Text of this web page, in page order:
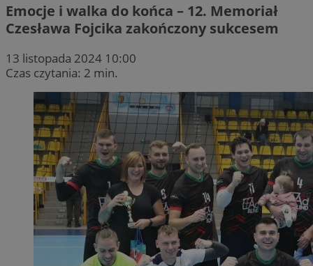
Emocje i walka do końca – 12. Memoriał
Czesława Fojcika zakończony sukcesem
13 listopada 2024 10:00
Czas czytania: 2 min.